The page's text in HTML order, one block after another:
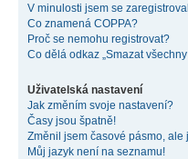
V minulosti jsem se
Co znamená COPPA?
Proč se nemohu registrovat?
Co dělá odkaz „Smazat
Uživatelská nastavení
Jak změním svoje nastavení?
Časy jsou špatně!
Změnil jsem časové pásmo, ale
Můj jazyk není na seznamu!